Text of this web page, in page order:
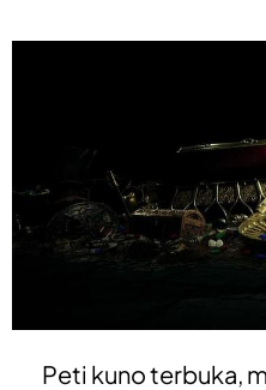
Peti kuno terbuka,